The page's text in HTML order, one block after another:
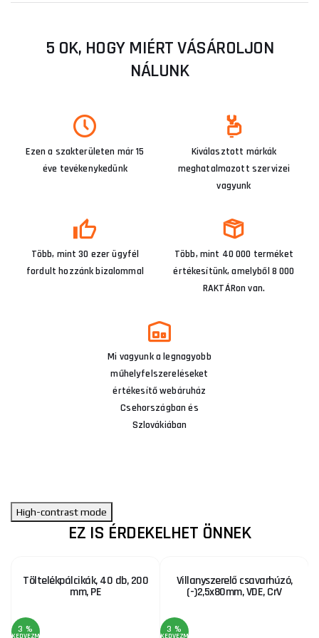
5 OK, HOGY MIÉRT VÁSÁROLJON
NÁLUNK
Ezen a szakterületen már 15
éve tevékenykedünk
Kiválasztott márkák
meghatalmazott szervizei
vagyunk
Több, mint 30 ezer ügyfél
fordult hozzánk bizalommal
Több, mint 40 000 terméket
értékesítünk, amelyből 8 000
RAKTÁRon van.
Mi vagyunk a legnagyobb
műhelyfelszereléseket
értékesítő webáruház
Csehországban és
Szlovákiában
High-contrast mode
EZ IS ÉRDEKELHET ÖNNEK
Töltelékpálcikák, 40 db, 200
mm, PE
3 %
KEDVEZMÉNY
Villanyszerelő csavarhúzó,
(-)2,5x80mm, VDE, CrV
3 %
KEDVEZMÉNY